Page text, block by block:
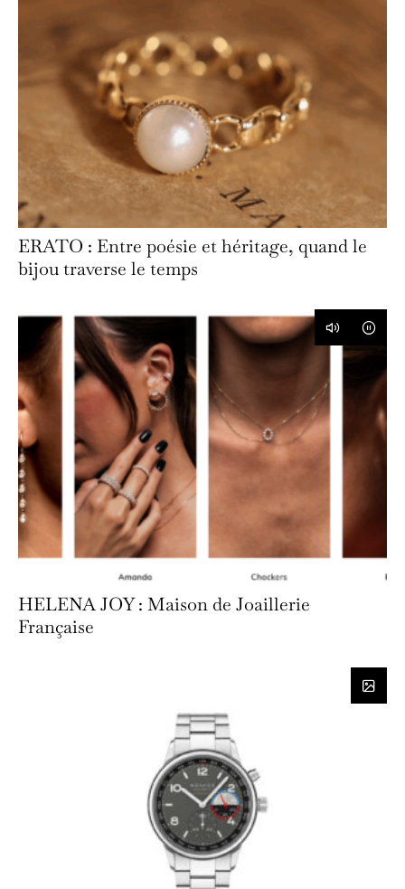
ERATO : Entre poésie et héritage, quand le
bijou traverse le temps
HELENA JOY : Maison de Joaillerie
Française